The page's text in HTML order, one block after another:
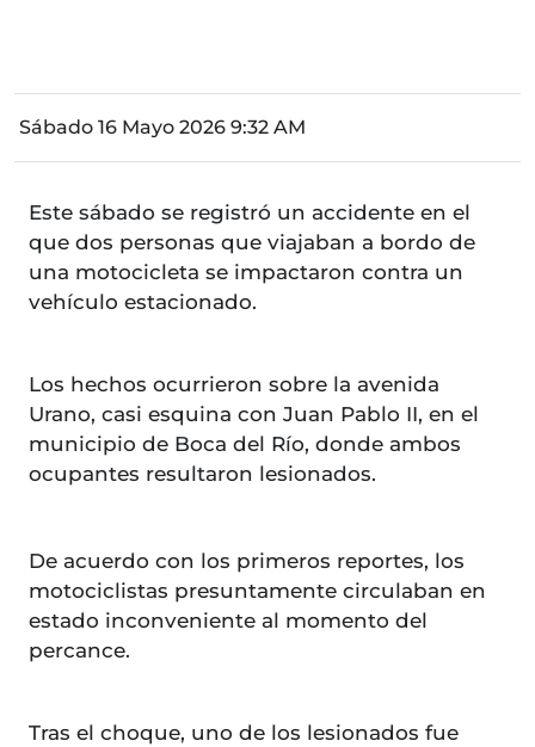
Sábado 16 Mayo 2026 9:32 AM
Este sábado se registró un accidente en el
que dos personas que viajaban a bordo de
una motocicleta se impactaron contra un
vehículo estacionado.
Los hechos ocurrieron sobre la avenida
Urano, casi esquina con Juan Pablo II, en el
municipio de Boca del Río, donde ambos
ocupantes resultaron lesionados.
De acuerdo con los primeros reportes, los
motociclistas presuntamente circulaban en
estado inconveniente al momento del
percance.
Tras el choque, uno de los lesionados fue